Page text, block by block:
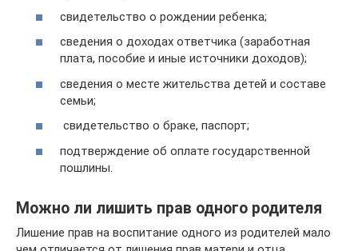
свидетельство о рождении ребенка;
сведения о доходах ответчика (заработная
плата, пособие и иные источники доходов);
сведения о месте жительства детей и составе
семьи;
свидетельство о браке, паспорт;
подтверждение об оплате государственной
пошлины.
Можно ли лишить прав одного родителя
Лишение прав на воспитание одного из родителей мало